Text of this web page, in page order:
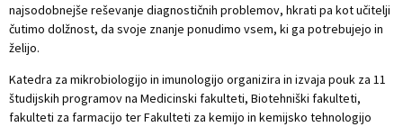
najsodobnejše reševanje diagnostičnih problemov, hkrati pa kot učitelji
čutimo dolžnost, da svoje znanje ponudimo vsem, ki ga potrebujejo in
želijo.
Katedra za mikrobiologijo in imunologijo organizira in izvaja pouk za 11
študijskih programov na Medicinski fakulteti, Biotehniški fakulteti,
fakulteti za farmacijo ter Fakulteti za kemijo in kemijsko tehnologijo